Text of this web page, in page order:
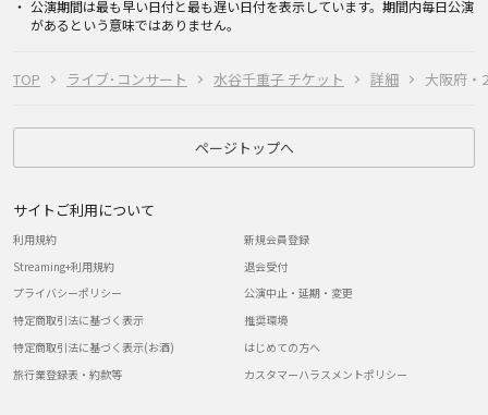
TOP ライブ･コンサート 水谷千重子 チケット 詳細 大阪府・
公演期間は最も早い日付と最も遅い日付を表示しています。期間内毎日公演
があるという意味ではありません。
ページトップへ
サイトご利用について
利用規約
Streaming+利用規約
プライバシーポリシー
特定商取引法に基づく表示
特定商取引法に基づく表示(お酒)
旅行業登録表・約款等
新規会員登録
退会受付
公演中止・延期・変更
推奨環境
はじめての方へ
カスタマーハラスメントポリシー